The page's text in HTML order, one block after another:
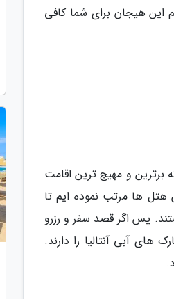
هیجان برای شما کافی
برترین و مهیج ترین اقامت
ها مرتب نموده ایم تا
پس اگر قصد سفر و رزرو
های آبی آنتالیا را دارند.